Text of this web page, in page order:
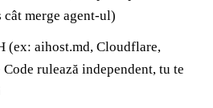
merge agent-ul)
(ex: aihost.md, Cloudflare,
rulează independent, tu te